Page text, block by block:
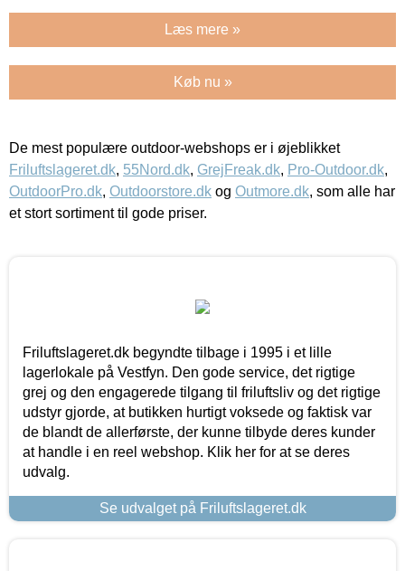
Læs mere »
Køb nu »
De mest populære outdoor-webshops er i øjeblikket
Friluftslageret.dk, 55Nord.dk, GrejFreak.dk, Pro-Outdoor.dk,
OutdoorPro.dk, Outdoorstore.dk og Outmore.dk, som alle har
et stort sortiment til gode priser.
Friluftslageret.dk begyndte tilbage i 1995 i et lille
lagerlokale på Vestfyn. Den gode service, det rigtige
grej og den engagerede tilgang til friluftsliv og det rigtige
udstyr gjorde, at butikken hurtigt voksede og faktisk var
de blandt de allerførste, der kunne tilbyde deres kunder
at handle i en reel webshop. Klik her for at se deres
udvalg.
Se udvalget på Friluftslageret.dk